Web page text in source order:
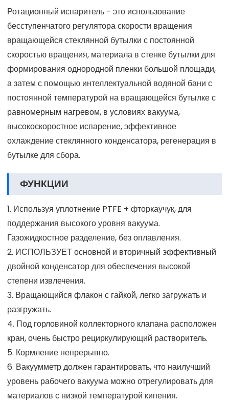
Ротационный испаритель - это использование
бесступенчатого регулятора скорости вращения
вращающейся стеклянной бутылки с постоянной
скоростью вращения, материала в стенке бутылки для
формирования однородной пленки большой площади,
а затем с помощью интеллектуальной водяной бани с
постоянной температурой на вращающейся бутылке с
равномерным нагревом, в условиях вакуума,
высокоскоростное испарение, эффективное
охлаждение стеклянного конденсатора, регенерация в
бутылке для сбора.
ФУНКЦИИ
1. Используя уплотнение PTFE + фторкаучук, для
поддержания высокого уровня вакуума.
Газожидкостное разделение, без оплавления.
2. ИСПОЛЬЗУЕТ основной и вторичный эффективный
двойной конденсатор для обеспечения высокой
степени извлечения.
3. Вращающийся флакон с гайкой, легко загружать и
разгружать.
4. Под горловиной коллекторного клапана расположен
кран, очень быстро рециркулирующий растворитель.
5. Кормление непрерывно.
6. Вакуумметр должен гарантировать, что наилучший
уровень рабочего вакуума можно отрегулировать для
материалов с низкой температурой кипения.